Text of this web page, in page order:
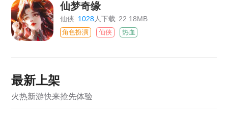
仙梦奇缘
仙侠 1028人下载 22.18MB
角色扮演 仙侠 热血
最新上架
火热新游快来抢先体验